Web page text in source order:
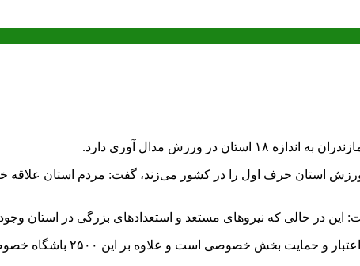
ورزش استان حرف اول را در کشور می‌زند، گفت: مردم استان علاقه
در حالی که نیروهای مستعد و استعدادهای بزرگی در استان وجود